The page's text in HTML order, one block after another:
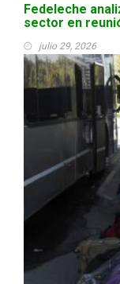
Fedeleche
sector en
julio 29, 2026